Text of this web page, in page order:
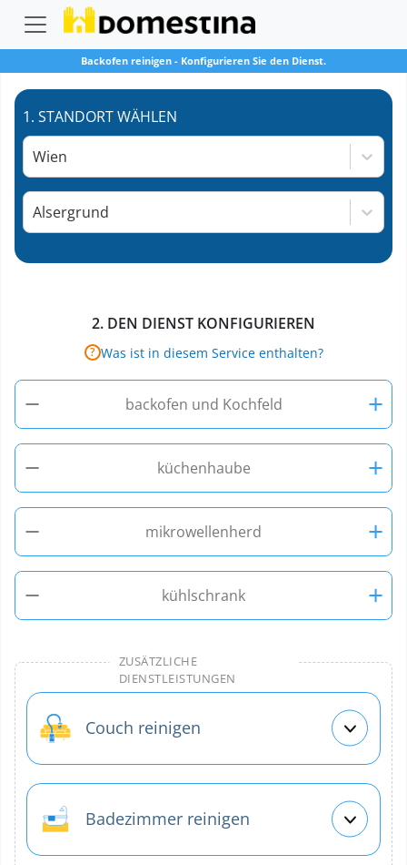
Backofen reinigen - Konfigurieren Sie den Dienst.
1. STANDORT WÄHLEN
Wien
Alsergrund
2. DEN DIENST KONFIGURIEREN
? Was ist in diesem Service enthalten?
− backofen und Kochfeld
+
−
küchenhaube
+
−
mikrowellenherd
+
−
kühlschrank +
ZUSÄTZLICHE
DIENSTLEISTUNGEN
Couch reinigen
Badezimmer reinigen